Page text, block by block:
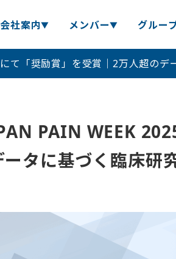
会社案内 メンバー グルー
て「奨励賞」を受賞｜2万人超の
PAIN WEEK
タに基づく臨床研